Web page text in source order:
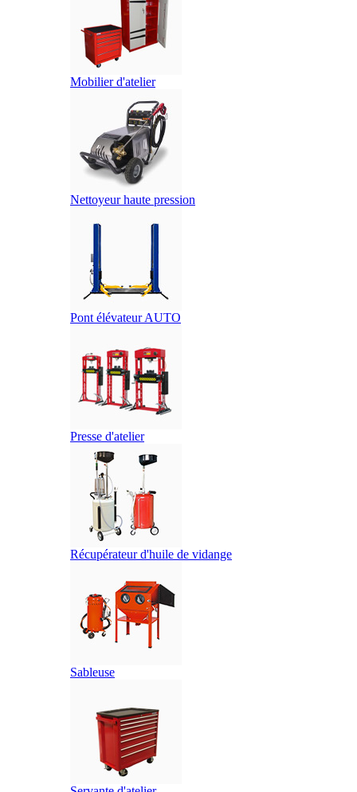
Mobilier d'atelier
Nettoyeur haute pression
Pont élévateur AUTO
Presse d'atelier
Récupérateur d'huile de vidange
Sableuse